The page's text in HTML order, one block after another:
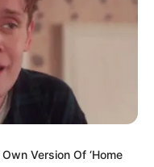
Version Of ‘Home